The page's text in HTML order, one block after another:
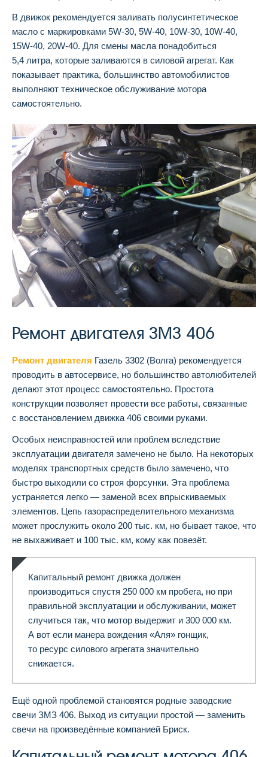
В движок рекомендуется заливать полусинтетическое
масло с маркировками 5W-30, 5W-40, 10W-30, 10W-40,
15W-40, 20W-40. Для смены масла понадобиться
5,4 литра, которые заливаются в силовой агрегат. Как
показывает практика, большинство автомобилистов
выполняют техническое обслуживание мотора
самостоятельно.
Ремонт двигателя ЗМЗ 406
Ремонт двигателя Газель 3302 (Волга) рекомендуется
проводить в автосервисе, но большинство автолюбителей
делают этот процесс самостоятельно. Простота
конструкции позволяет провести все работы, связанные
с восстановлением движка 406 своими руками.
Особых неисправностей или проблем вследствие
эксплуатации двигателя замечено не было. На некоторых
моделях транспортных средств было замечено, что
быстро выходили со строя форсунки. Эта проблема
устраняется легко — заменой всех впрыскиваемых
элементов. Цепь газораспределительного механизма
может прослужить около 200 тыс. км, но бывает такое, что
не выхаживает и 100 тыс. км, кому как повезёт.
Капитальный ремонт движка должен
производиться спустя 250 000 км пробега, но при
правильной эксплуатации и обслуживании, может
случиться так, что мотор выдержит и 300 000 км.
А вот если манера вождения «Аля» гонщик,
то ресурс силового агрегата значительно
снижается.
Ещё одной проблемой становятся родные заводские
свечи ЗМЗ 406. Выход из ситуации простой — заменить
свечи на произведённые компанией Бриск.